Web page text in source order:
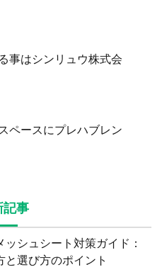
事はシンリュウ株式会
ペースにプレハブレン
記事
ッシュシート対策ガイド：
と選び方のポイント